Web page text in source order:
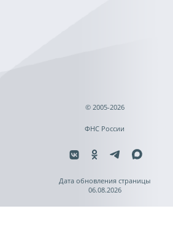
© 2005-2026
ФНС России
Дата обновления страницы
06.08.2026